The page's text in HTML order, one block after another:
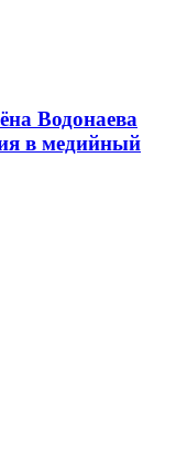
Водонаева
в медийный